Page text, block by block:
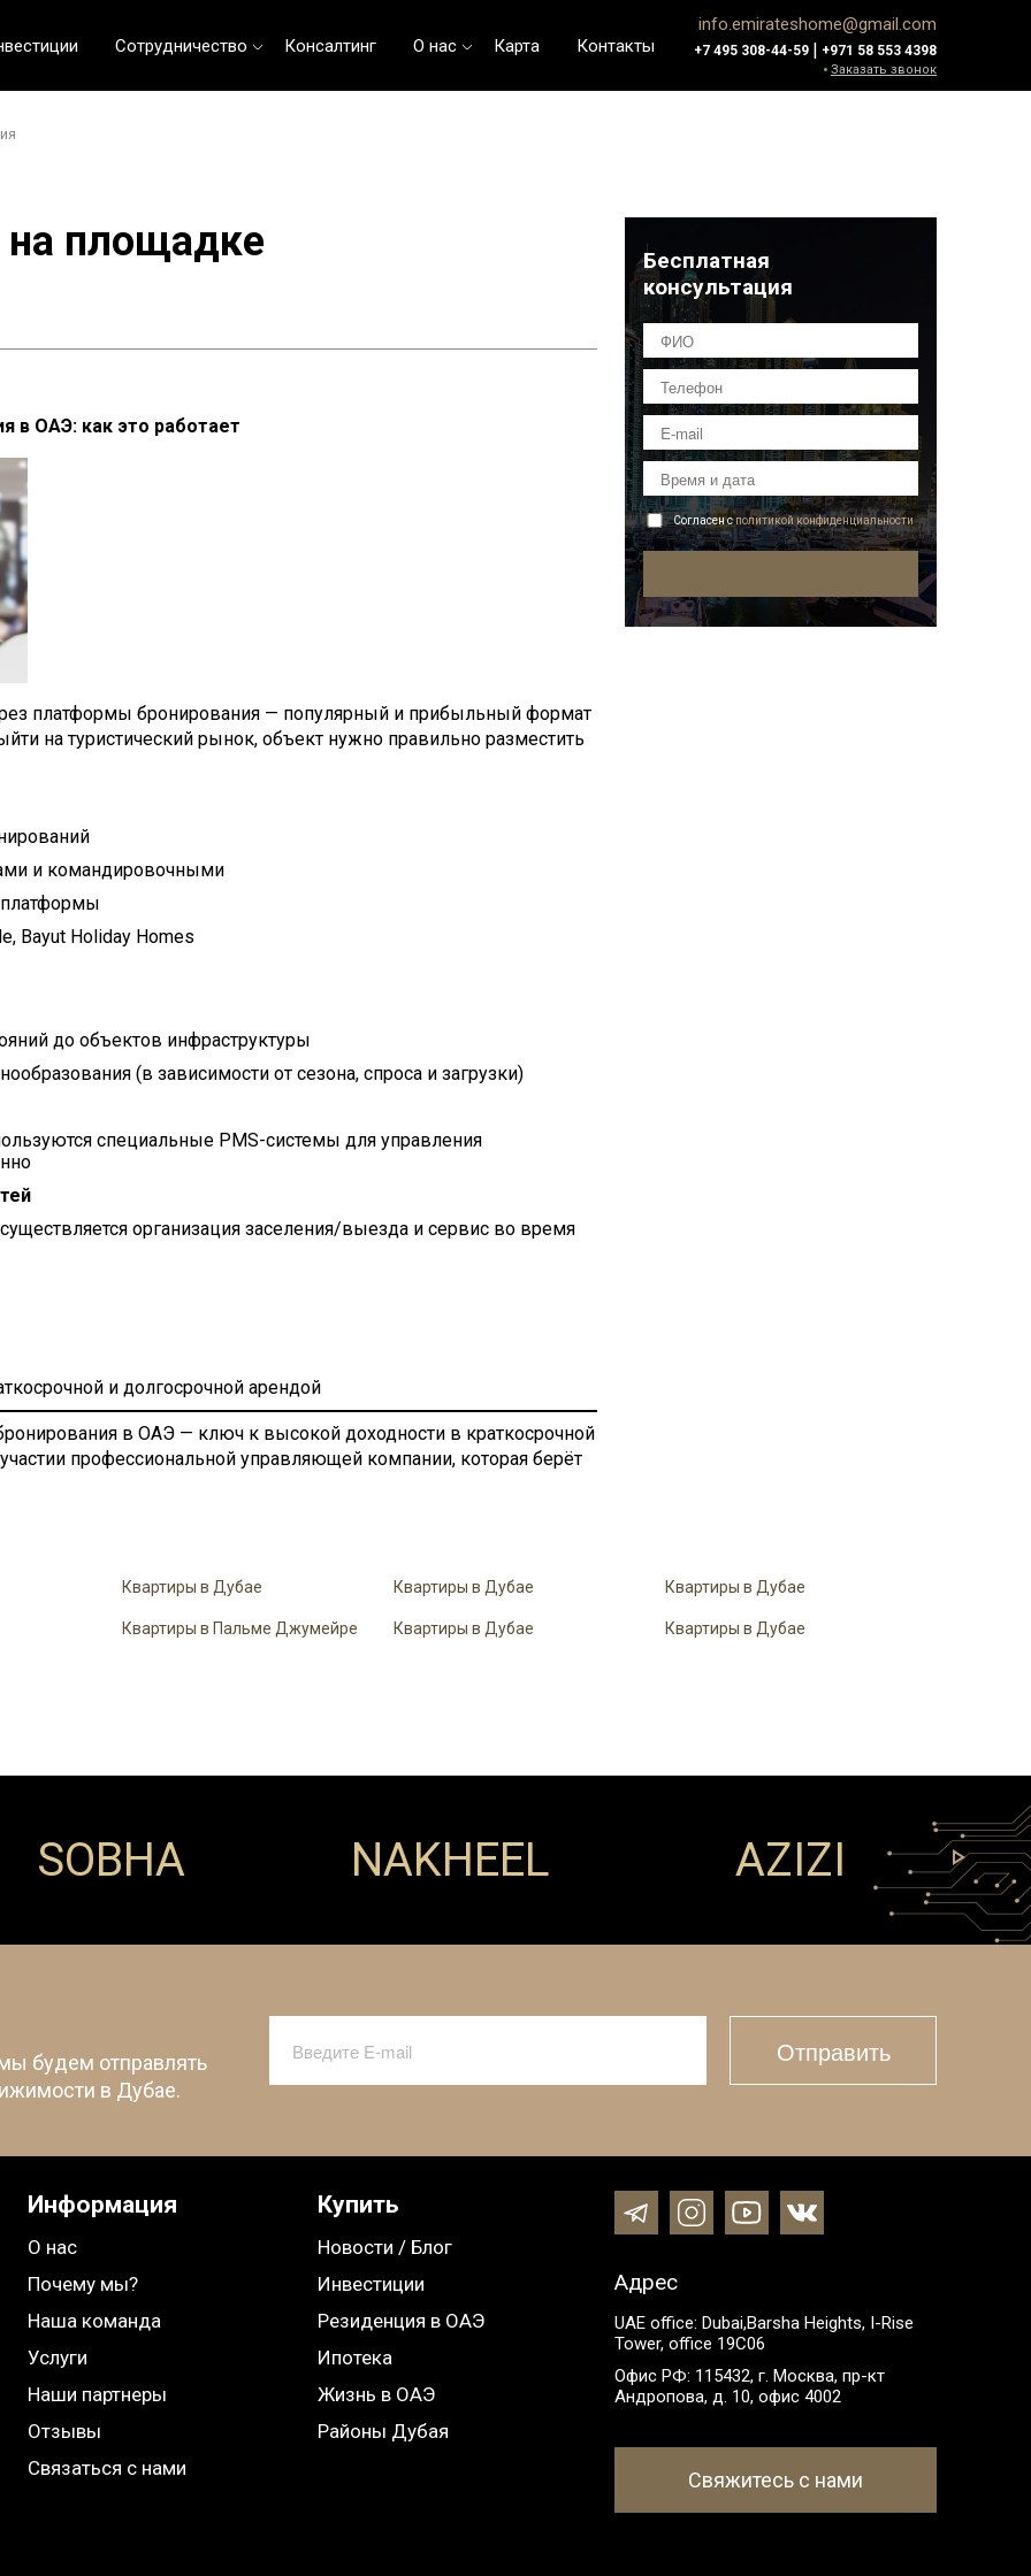
Сотрудничество Консалтинг О нас Карта Контакты
info.emirateshome@gmail.com
+7 495 308-44-59 | +971 58 553 4398
Заказать звонок
площадке
в ОАЭ: как это работает
платформы бронирования — популярный и прибыльный формат
на туристический рынок, объект нужно правильно разместить
и командировочными
Bayut Holiday Homes
до объектов инфраструктуры
(в зависимости от сезона, спроса и загрузки)
специальные PMS-системы для управления
организация заселения/выезда и сервис во время
и долгосрочной арендой
в ОАЭ — ключ к высокой доходности в краткосрочной
профессиональной управляющей компании, которая берёт
Бесплатная
консультация
Согласен сполитикой конфиденциальности
Квартиры в Дубае Квартиры в Дубае Квартиры в Дубае
Квартиры в Пальме Джумейре Квартиры в Дубае Квартиры в Дубае
SOBHA NAKHEEL AZIZI
будем отправлять
в Дубае.
Отправить
Информация
О нас
Почему мы?
Наша команда
Услуги
Наши партнеры
Отзывы
Связаться с нами
Купить
Новости / Блог
Инвестиции
Резиденция в ОАЭ
Ипотека
Жизнь в ОАЭ
Районы Дубая
Адрес
UAE office: Dubai,Barsha Heights, I-Rise
Tower, office 19C06
Офис РФ: 115432, г. Москва, пр-кт
Андропова, д. 10, офис 4002
Свяжитесь с нами